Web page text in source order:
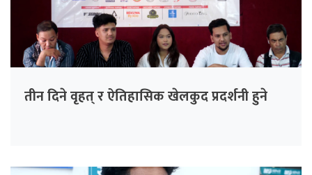
तीन दिने वृहत् र ऐतिहासिक खेलकुद प्रदर्शनी हुने